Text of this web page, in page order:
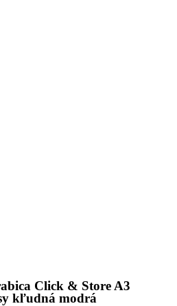
Click & Store A3
kľudná modrá